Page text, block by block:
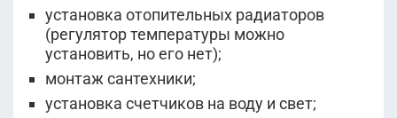
установка отопительных радиаторов
(регулятор температуры можно
установить, но его нет);
монтаж сантехники;
установка счетчиков на воду и свет;